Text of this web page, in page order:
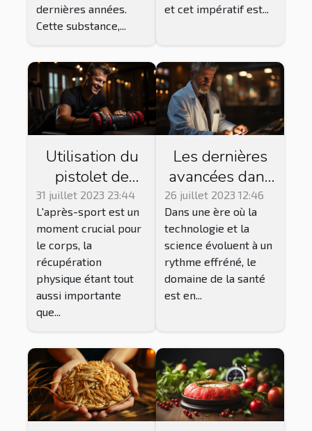
dernières années.
Cette substance,...
et cet impératif est...
Utilisation du
pistolet de
massage pour
la récupération
après le sport
31 juillet 2023 23:44
L'après-sport est un
moment crucial pour
le corps, la
récupération
physique étant tout
aussi importante
que...
Les dernières
avancées dans
le domaine de
la santé
26 juillet 2023 12:46
Dans une ère où la
technologie et la
science évoluent à un
rythme effréné, le
domaine de la santé
est en...